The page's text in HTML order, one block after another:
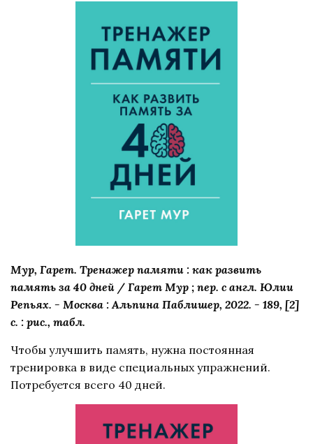
Мур, Гарет. Тренажер памяти : как развить
память за 40 дней / Гарет Мур ; пер. с англ. Юлии
Репьях. - Москва : Альпина Паблишер, 2022. - 189, [2]
с. : рис., табл.
Чтобы улучшить память, нужна постоянная
тренировка в виде специальных упражнений.
Потребуется всего 40 дней.